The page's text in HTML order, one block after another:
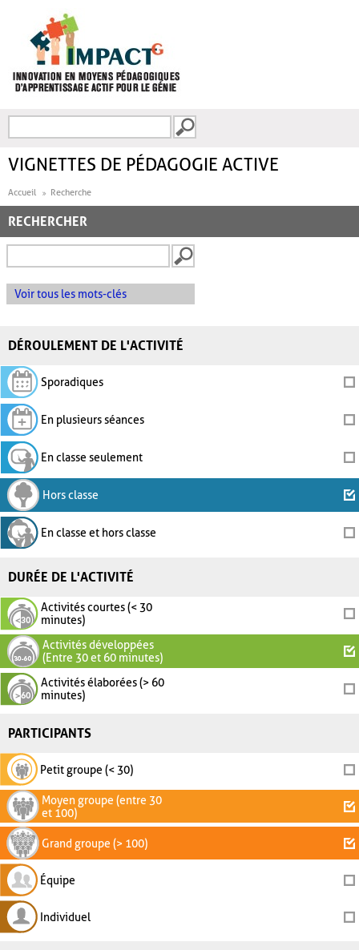
FORMULAIRE DE
VIGNETTES DE PÉDAGOGIE ACTIVE
Accueil Recherche
RECHERCHER
Voir tous les mots-clés
DÉROULEMENT DE L'ACTIVITÉ
Sporadiques
En plusieurs séances
En classe seulement
Hors classe
En classe et hors classe
DURÉE DE L'ACTIVITÉ
Activités courtes (< 30
minutes)
Activités développées
(Entre 30 et 60 minutes)
Activités élaborées (> 60
minutes)
PARTICIPANTS
Petit groupe (< 30)
Moyen groupe (entre 30
et 100)
Grand groupe (> 100)
Équipe
Individuel